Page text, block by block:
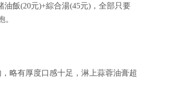
油飯(20元)+綜合湯(45元)，全部只要
。
略有厚度口感十足，淋上蒜蓉油膏超